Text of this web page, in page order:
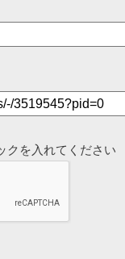
クを入れてください